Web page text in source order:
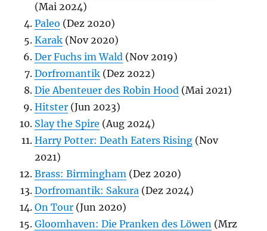
(Mai 2024)
Paleo (Dez 2020)
Karak (Nov 2020)
Der Fuchs im Wald (Nov 2019)
Dorfromantik (Dez 2022)
Die Abenteuer des Robin Hood (Mai 2021)
Hitster (Jun 2023)
Slay the Spire (Aug 2024)
Harry Potter: Death Eaters Rising (Nov
2021)
Brass: Birmingham (Dez 2020)
Dorfromantik: Sakura (Dez 2024)
On Tour (Jun 2020)
Gloomhaven: Die Pranken des Löwen (Mrz